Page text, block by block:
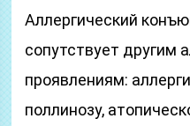
Аллергический
сопутствует другим
проявлениям:
поллинозу,